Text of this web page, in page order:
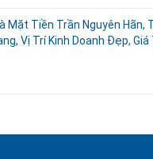
Mặt Tiền Trần Nguyên Hãn,
Vị Trí Kinh Doanh Đẹp, Giá